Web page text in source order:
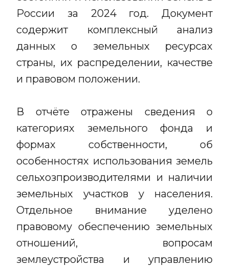
России за 2024 год. Документ
содержит комплексный анализ
данных о земельных ресурсах
страны, их распределении, качестве
и правовом положении.
В отчёте отражены сведения о
категориях земельного фонда и
формах собственности, об
особенностях использования земель
сельхозпроизводителями и наличии
земельных участков у населения.
Отдельное внимание уделено
правовому обеспечению земельных
отношений, вопросам
землеустройства и управлению